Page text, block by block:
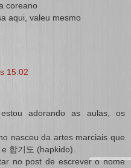
coreano
aqui, valeu mesmo
15:02
adorando as aulas, os
nasceu da artes marciais que
합기도 (hapkido).
no post de escrever o nome